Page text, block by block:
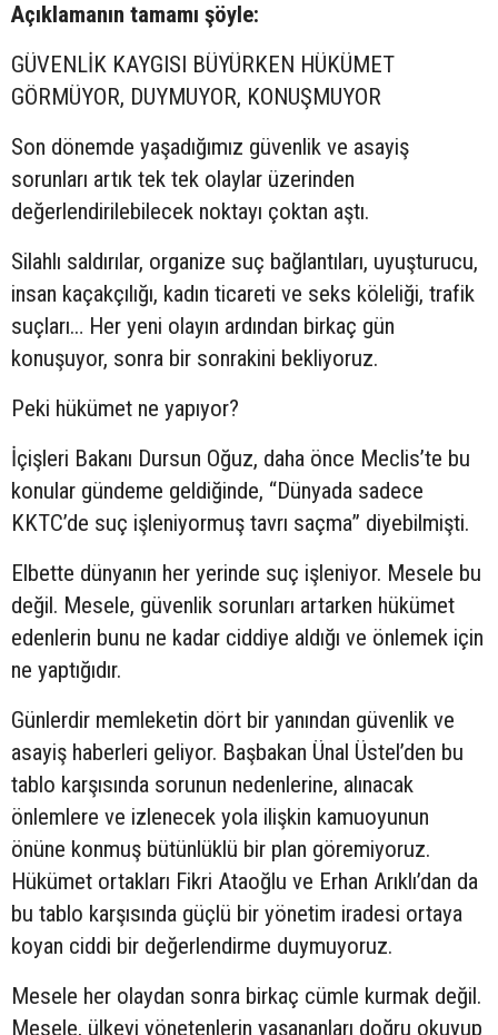
Açıklamanın tamamı şöyle:
GÜVENLİK KAYGISI BÜYÜRKEN HÜKÜMET
GÖRMÜYOR, DUYMUYOR, KONUŞMUYOR
Son dönemde yaşadığımız güvenlik ve asayiş
sorunları artık tek tek olaylar üzerinden
değerlendirilebilecek noktayı çoktan aştı.
Silahlı saldırılar, organize suç bağlantıları, uyuşturucu,
insan kaçakçılığı, kadın ticareti ve seks köleliği, trafik
suçları… Her yeni olayın ardından birkaç gün
konuşuyor, sonra bir sonrakini bekliyoruz.
Peki hükümet ne yapıyor?
İçişleri Bakanı Dursun Oğuz, daha önce Meclis’te bu
konular gündeme geldiğinde, “Dünyada sadece
KKTC’de suç işleniyormuş tavrı saçma” diyebilmişti.
Elbette dünyanın her yerinde suç işleniyor. Mesele bu
değil. Mesele, güvenlik sorunları artarken hükümet
edenlerin bunu ne kadar ciddiye aldığı ve önlemek için
ne yaptığıdır.
Günlerdir memleketin dört bir yanından güvenlik ve
asayiş haberleri geliyor. Başbakan Ünal Üstel’den bu
tablo karşısında sorunun nedenlerine, alınacak
önlemlere ve izlenecek yola ilişkin kamuoyunun
önüne konmuş bütünlüklü bir plan göremiyoruz.
Hükümet ortakları Fikri Ataoğlu ve Erhan Arıklı’dan da
bu tablo karşısında güçlü bir yönetim iradesi ortaya
koyan ciddi bir değerlendirme duymuyoruz.
Mesele her olaydan sonra birkaç cümle kurmak değil.
Mesele, ülkeyi yönetenlerin yaşananları doğru okuyup